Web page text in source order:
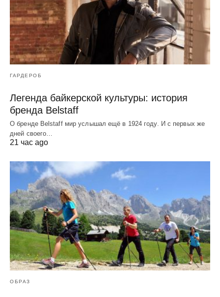
ГАРДЕРОБ
Легенда байкерской культуры: история
бренда Belstaff
О бренде Belstaff мир услышал ещё в 1924 году. И с первых же
дней своего…
21 час ago
ОБРАЗ